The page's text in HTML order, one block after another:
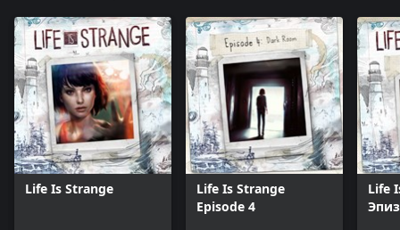
Life Is Strange
Life Is Strange
Episode 4
Life